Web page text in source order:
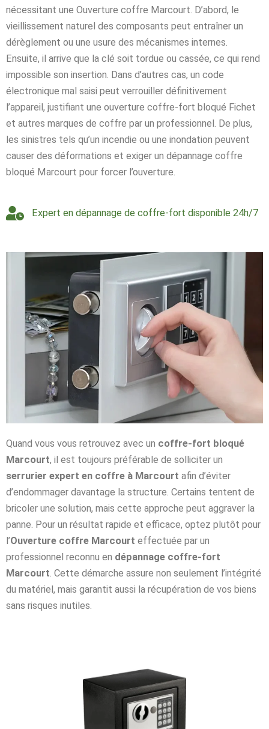
nécessitant une Ouverture coffre Marcourt. D’abord, le
vieillissement naturel des composants peut entraîner un
dérèglement ou une usure des mécanismes internes.
Ensuite, il arrive que la clé soit tordue ou cassée, ce qui rend
impossible son insertion. Dans d’autres cas, un code
électronique mal saisi peut verrouiller définitivement
l’appareil, justifiant une ouverture coffre-fort bloqué Fichet
et autres marques de coffre par un professionnel. De plus,
les sinistres tels qu’un incendie ou une inondation peuvent
causer des déformations et exiger un dépannage coffre
bloqué Marcourt pour forcer l’ouverture.
Expert en dépannage de coffre-fort disponible 24h/7
Quand vous vous retrouvez avec un coffre-fort bloqué
Marcourt, il est toujours préférable de solliciter un
serrurier expert en coffre à Marcourt afin d’éviter
d’endommager davantage la structure. Certains tentent de
bricoler une solution, mais cette approche peut aggraver la
panne. Pour un résultat rapide et efficace, optez plutôt pour
l’Ouverture coffre Marcourt effectuée par un
professionnel reconnu en dépannage coffre-fort
Marcourt. Cette démarche assure non seulement l’intégrité
du matériel, mais garantit aussi la récupération de vos biens
sans risques inutiles.